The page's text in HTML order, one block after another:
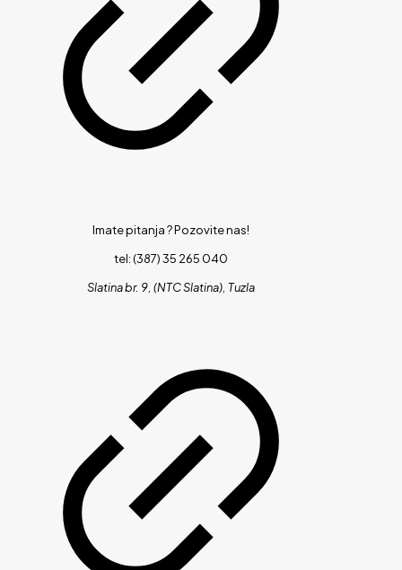
Imate pitanja ?Pozovite nas!
tel: (387) 35 265 040
Slatina br. 9, (NTC Slatina), Tuzla